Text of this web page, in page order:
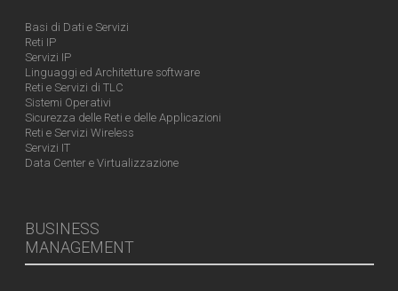
Basi di Dati e Servizi
Reti IP
Servizi IP
Linguaggi ed Architetture software
Reti e Servizi di TLC
Sistemi Operativi
Sicurezza delle Reti e delle Applicazioni
Reti e Servizi Wireless
Servizi IT
Data Center e Virtualizzazione
BUSINESS
MANAGEMENT